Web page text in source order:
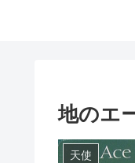
地のエ
天使